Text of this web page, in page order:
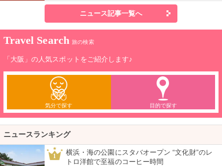
ニュース記事一覧へ
Travel Search 旅の検索
「大阪」の人気スポットをご紹介します♪
気分で探す 目的で探す
ニュースランキング
1
横浜・海の公園にスタバオープン “文化財”のレ
トロ洋館で至福のコーヒー時間